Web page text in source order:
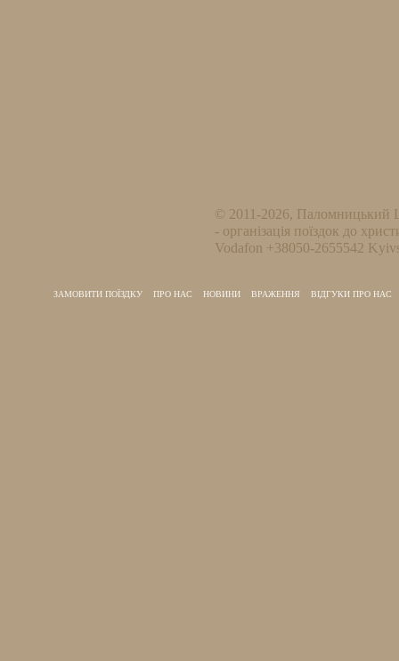
© 2011-2026, Паломницький
- організація поїздок до
Vodafon +38050-2655542
ЗАМОВИТИ ПОЇЗДКУ ПРО НАС НОВИНИ ВРАЖЕННЯ ВІДГУКИ ПРО НАС